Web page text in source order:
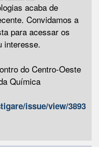
acaba de
Convidamos a
para acessar os
interesse.
do Centro-Oeste
Química
issue/view/3893